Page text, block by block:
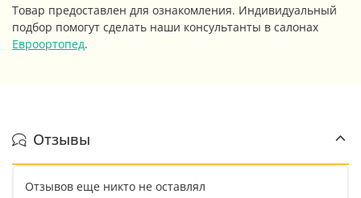
Товар предоставлен для ознакомления. Индивидуальный
подбор помогут сделать наши консультанты в салонах
Евроортопед.
Отзывы
Отзывов еще никто не оставлял